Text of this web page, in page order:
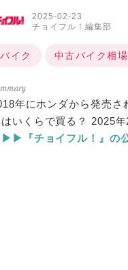
2025-02-23
チョイフル！編集部
バイク 中古バイク相場
年にホンダから発売
いくらで買る？ 2025
『チョイフル！』の